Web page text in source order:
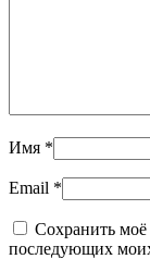
Имя *
Email *
Сохранить моё
последующих